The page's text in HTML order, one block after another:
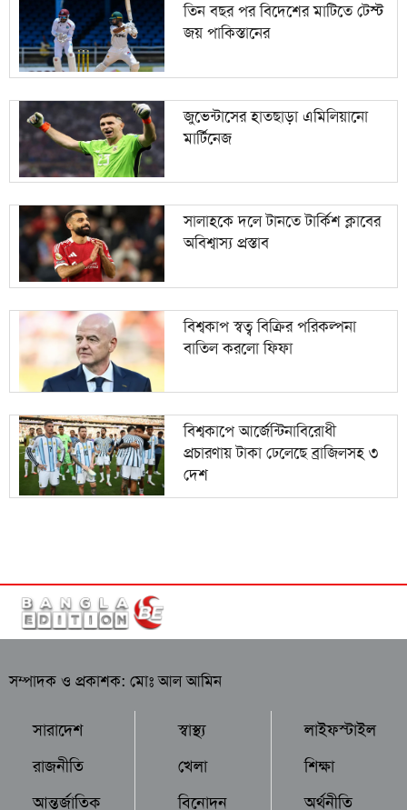
তিন বছর পর বিদেশের মাটিতে টেস্ট
জয় পাকিস্তানের
জুভেন্টাসের হাতছাড়া এমিলিয়ানো
মার্টিনেজ
সালাহকে দলে টানতে টার্কিশ ক্লাবের
অবিশ্বাস্য প্রস্তাব
বিশ্বকাপ স্বত্ব বিক্রির পরিকল্পনা
বাতিল করলো ফিফা
বিশ্বকাপে আর্জেন্টিনাবিরোধী
প্রচারণায় টাকা ঢেলেছে ব্রাজিলসহ ৩
দেশ
সম্পাদক ও প্রকাশক: মোঃ আল আমিন
সারাদেশ
রাজনীতি
আন্তর্জাতিক
স্বাস্থ্য
খেলা
বিনোদন
লাইফস্টাইল
শিক্ষা
অর্থনীতি